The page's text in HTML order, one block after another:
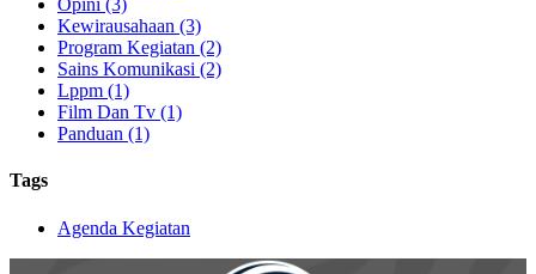
Opini (3)
Kewirausahaan (3)
Program Kegiatan (2)
Sains Komunikasi (2)
Lppm (1)
Film Dan Tv (1)
Panduan (1)
Tags
Agenda Kegiatan